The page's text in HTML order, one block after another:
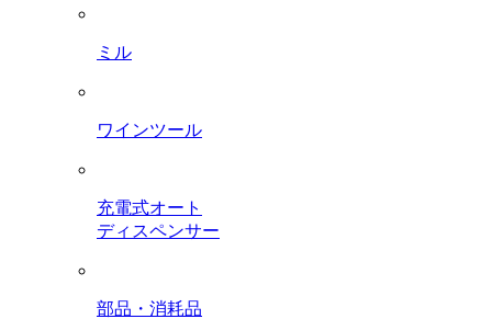
ミル
ワインツール
充電式オート
ディスペンサー
部品・消耗品